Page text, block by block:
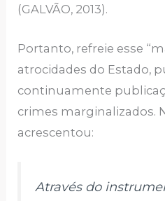
(GALVÃO, 2013).
Portanto, refreie esse
atrocidades do Estado,
continuamente
crimes marginalizados.
acrescentou:
Através do